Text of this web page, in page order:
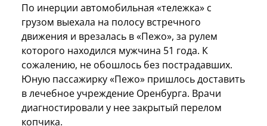
По инерции автомобильная «тележка» с
грузом выехала на полосу встречного
движения и врезалась в «Пежо», за рулем
которого находился мужчина 51 года. К
сожалению, не обошлось без пострадавших.
Юную пассажирку «Пежо» пришлось доставить
в лечебное учреждение Оренбурга. Врачи
диагностировали у нее закрытый перелом
копчика.